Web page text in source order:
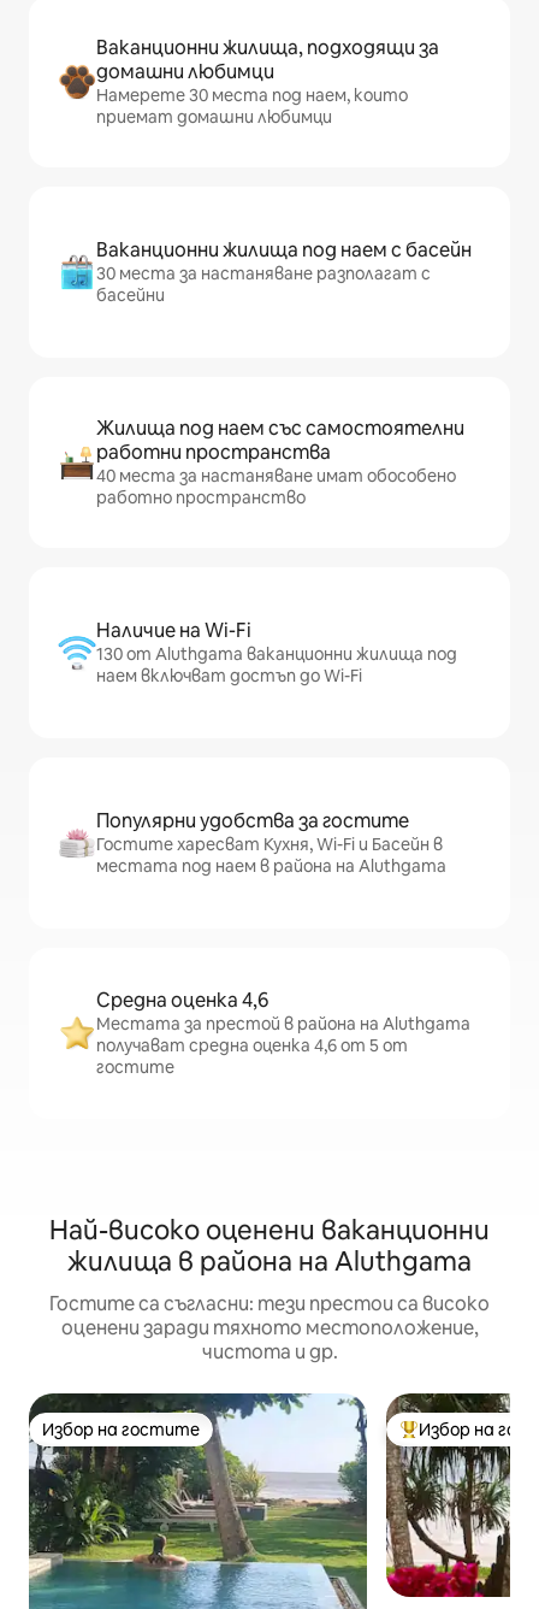
Ваканционни жилища, подходящи за
домашни любимци
Намерете 30 места под наем, които
приемат домашни любимци
Ваканционни жилища под наем с басейн
30 места за настаняване разполагат с
басейни
Жилища под наем със самостоятелни
работни пространства
40 места за настаняване имат обособено
работно пространство
Наличие на Wi-Fi
130 от Aluthgama ваканционни жилища под
наем включват достъп до Wi-Fi
Популярни удобства за гостите
Гостите харесват Кухня, Wi-Fi и Басейн в
местата под наем в района на Aluthgama
Средна оценка 4,6
Местата за престой в района на Aluthgama
получават средна оценка 4,6 от 5 от
гостите
Най-високо оценени ваканционни
жилища в района на Aluthgama
Гостите са съгласни: тези престои са високо
оценени заради тяхното местоположение,
чистота и др.
Избор на гостите
Избор на гостите Най-популярен
Избор на